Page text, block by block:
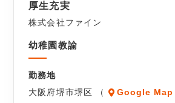
厚生充実
株式会社ファイン
幼稚園教諭
勤務地
大阪府堺市堺区 （
Google Map